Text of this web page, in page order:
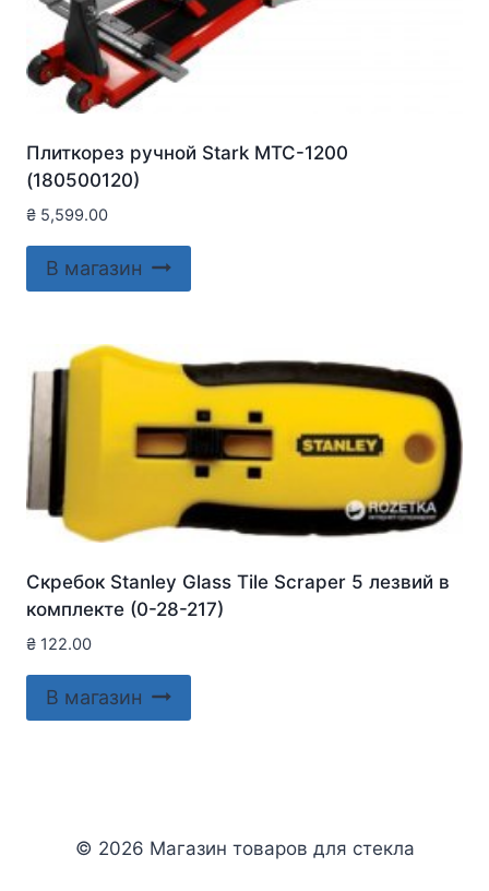
Плиткорез ручной Stark MTC-1200
(180500120)
₴ 5,599.00
В магазин
Скребок Stanley Glass Tile Scraper 5 лезвий в
комплекте (0-28-217)
₴ 122.00
В магазин
© 2026 Магазин товаров для стекла